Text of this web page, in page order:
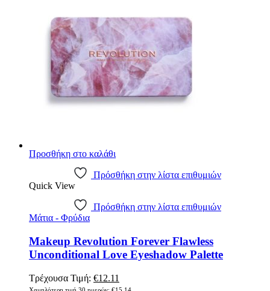
Προσθήκη στο καλάθι
Πρόσθήκη στην λίστα επιθυμιών
Quick View
Πρόσθήκη στην λίστα επιθυμιών
Μάτια - Φρύδια
Makeup Revolution Forever Flawless
Unconditional Love Eyeshadow Palette
Τρέχουσα Τιμή: Original
price
€12.11
τρέχουσα
Χαμηλότερη τιμή 30 ημερών: €15.14